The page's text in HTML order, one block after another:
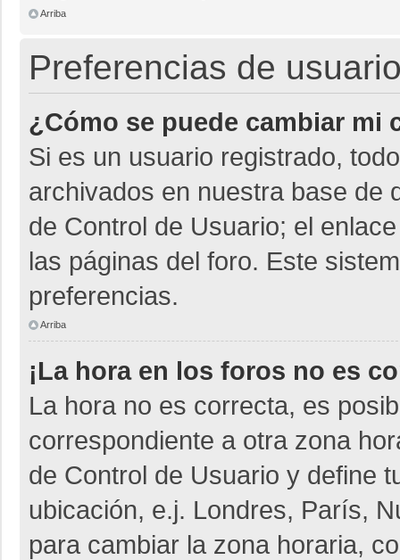
Arriba
Preferencias de
¿Cómo se puede cambiar mi
Si es un usuario registrado,
archivados en nuestra base de
de Control de Usuario; el
las páginas del foro. Este
preferencias.
Arriba
¡La hora en los foros no es
La hora no es correcta, es
correspondiente a otra zona
de Control de Usuario y define
ubicación, e.j. Londres, París,
para cambiar la zona horaria,